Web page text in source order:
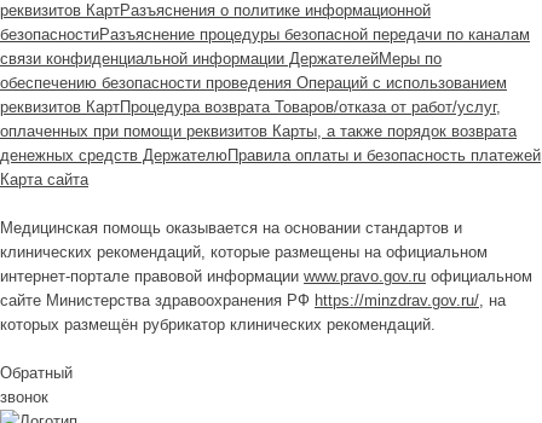
реквизитов КартРазъяснения о политике информационной
безопасностиРазъяснение процедуры безопасной передачи по каналам
связи конфиденциальной информации ДержателейМеры по
обеспечению безопасности проведения Операций с использованием
реквизитов КартПроцедура возврата Товаров/отказа от работ/услуг,
оплаченных при помощи реквизитов Карты, а также порядок возврата
денежных средств ДержателюПравила оплаты и безопасность платежей
Карта сайта
Медицинская помощь оказывается на основании стандартов и
клинических рекомендаций, которые размещены на официальном
интернет-портале правовой информации www.pravo.gov.ru официальном
сайте Министерства здравоохранения РФ https://minzdrav.gov.ru/, на
которых размещён рубрикатор клинических рекомендаций.
Обратный
звонок